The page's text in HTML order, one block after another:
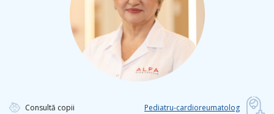
Consultă copii Pediatru-cardioreumatolog